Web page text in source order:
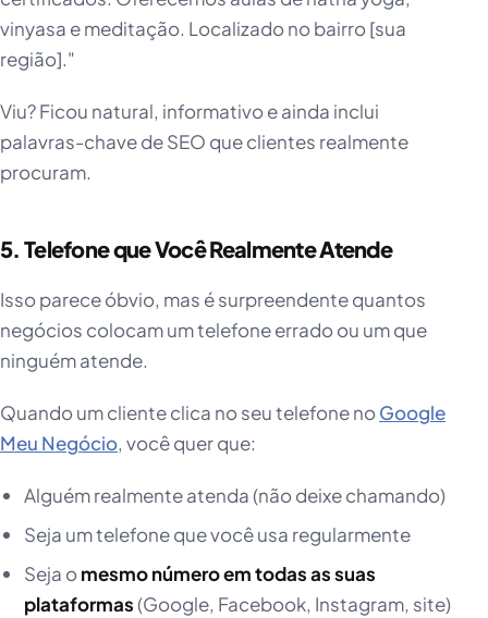
vinyasa e meditação. Localizado no bairro [sua
região]."
Viu? Ficou natural, informativo e ainda inclui
palavras-chave de SEO que clientes realmente
procuram.
5. Telefone que Você Realmente Atende
Isso parece óbvio, mas é surpreendente quantos
negócios colocam um telefone errado ou um que
ninguém atende.
Quando um cliente clica no seu telefone noGoogle
Meu Negócio, você quer que:
Alguém realmente atenda (não deixe chamando)
Seja um telefone que você usa regularmente
Seja omesmo número em todas as suas
plataformas(Google, Facebook, Instagram, site)